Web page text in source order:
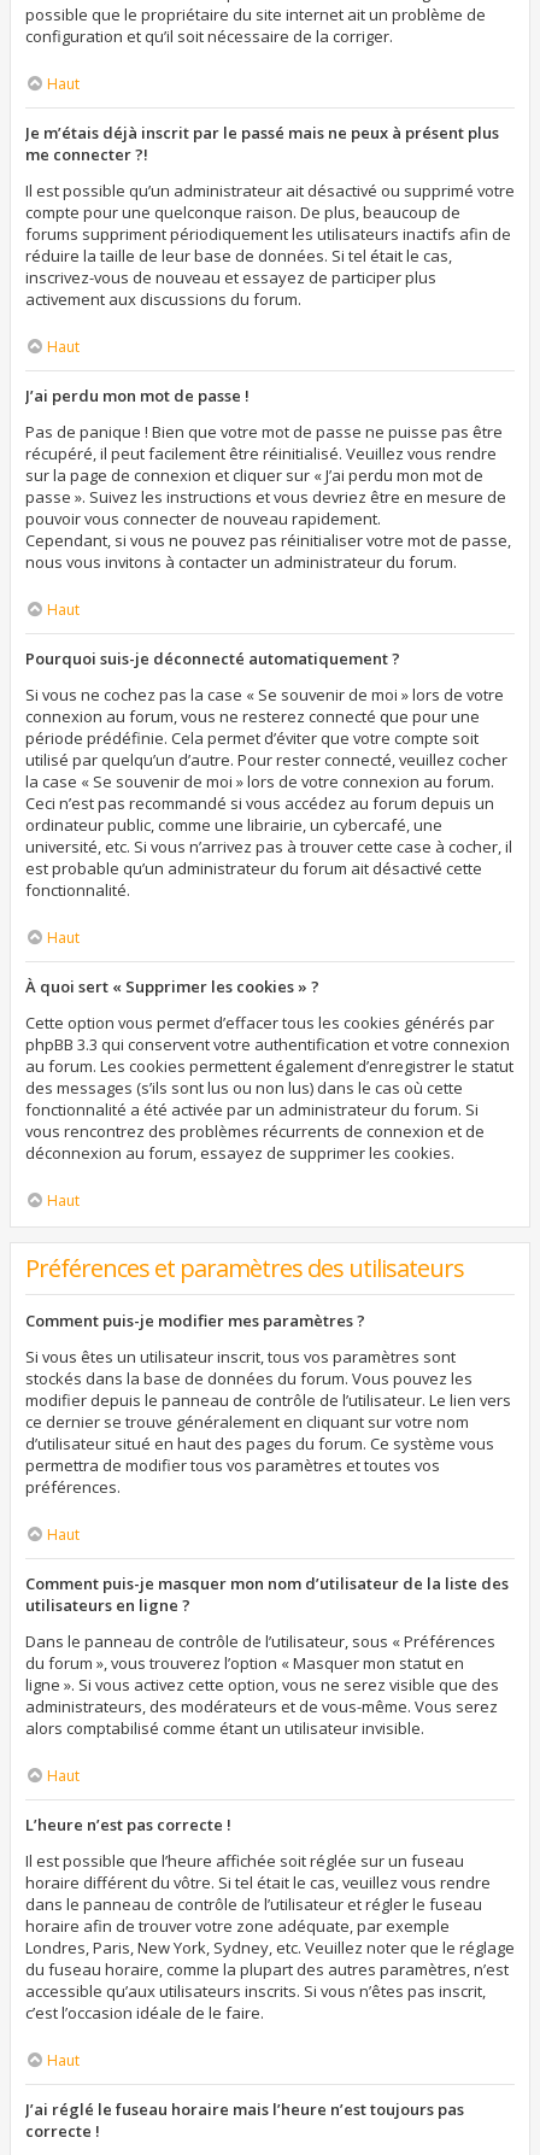
possible que le propriétaire du site internet ait un problème de
configuration et qu’il soit nécessaire de la corriger.
Haut
Je m’étais déjà inscrit par le passé mais ne peux à présent plus
me connecter ?!
Il est possible qu’un administrateur ait désactivé ou supprimé votre
compte pour une quelconque raison. De plus, beaucoup de
forums suppriment périodiquement les utilisateurs inactifs afin de
réduire la taille de leur base de données. Si tel était le cas,
inscrivez-vous de nouveau et essayez de participer plus
activement aux discussions du forum.
Haut
J’ai perdu mon mot de passe !
Pas de panique ! Bien que votre mot de passe ne puisse pas être
récupéré, il peut facilement être réinitialisé. Veuillez vous rendre
sur la page de connexion et cliquer sur « J’ai perdu mon mot de
passe ». Suivez les instructions et vous devriez être en mesure de
pouvoir vous connecter de nouveau rapidement.
Cependant, si vous ne pouvez pas réinitialiser votre mot de passe,
nous vous invitons à contacter un administrateur du forum.
Haut
Pourquoi suis-je déconnecté automatiquement ?
Si vous ne cochez pas la case « Se souvenir de moi » lors de votre
connexion au forum, vous ne resterez connecté que pour une
période prédéfinie. Cela permet d’éviter que votre compte soit
utilisé par quelqu’un d’autre. Pour rester connecté, veuillez cocher
la case « Se souvenir de moi » lors de votre connexion au forum.
Ceci n’est pas recommandé si vous accédez au forum depuis un
ordinateur public, comme une librairie, un cybercafé, une
université, etc. Si vous n’arrivez pas à trouver cette case à cocher, il
est probable qu’un administrateur du forum ait désactivé cette
fonctionnalité.
Haut
À quoi sert « Supprimer les cookies » ?
Cette option vous permet d’effacer tous les cookies générés par
phpBB 3.3 qui conservent votre authentification et votre connexion
au forum. Les cookies permettent également d’enregistrer le statut
des messages (s’ils sont lus ou non lus) dans le cas où cette
fonctionnalité a été activée par un administrateur du forum. Si
vous rencontrez des problèmes récurrents de connexion et de
déconnexion au forum, essayez de supprimer les cookies.
Haut
Préférences et paramètres des utilisateurs
Comment puis-je modifier mes paramètres ?
Si vous êtes un utilisateur inscrit, tous vos paramètres sont
stockés dans la base de données du forum. Vous pouvez les
modifier depuis le panneau de contrôle de l’utilisateur. Le lien vers
ce dernier se trouve généralement en cliquant sur votre nom
d’utilisateur situé en haut des pages du forum. Ce système vous
permettra de modifier tous vos paramètres et toutes vos
préférences.
Haut
Comment puis-je masquer mon nom d’utilisateur de la liste des
utilisateurs en ligne ?
Dans le panneau de contrôle de l’utilisateur, sous « Préférences
du forum », vous trouverez l’option « Masquer mon statut en
ligne ». Si vous activez cette option, vous ne serez visible que des
administrateurs, des modérateurs et de vous-même. Vous serez
alors comptabilisé comme étant un utilisateur invisible.
Haut
L’heure n’est pas correcte !
Il est possible que l’heure affichée soit réglée sur un fuseau
horaire différent du vôtre. Si tel était le cas, veuillez vous rendre
dans le panneau de contrôle de l’utilisateur et régler le fuseau
horaire afin de trouver votre zone adéquate, par exemple
Londres, Paris, New York, Sydney, etc. Veuillez noter que le réglage
du fuseau horaire, comme la plupart des autres paramètres, n’est
accessible qu’aux utilisateurs inscrits. Si vous n’êtes pas inscrit,
c’est l’occasion idéale de le faire.
Haut
J’ai réglé le fuseau horaire mais l’heure n’est toujours pas
correcte !